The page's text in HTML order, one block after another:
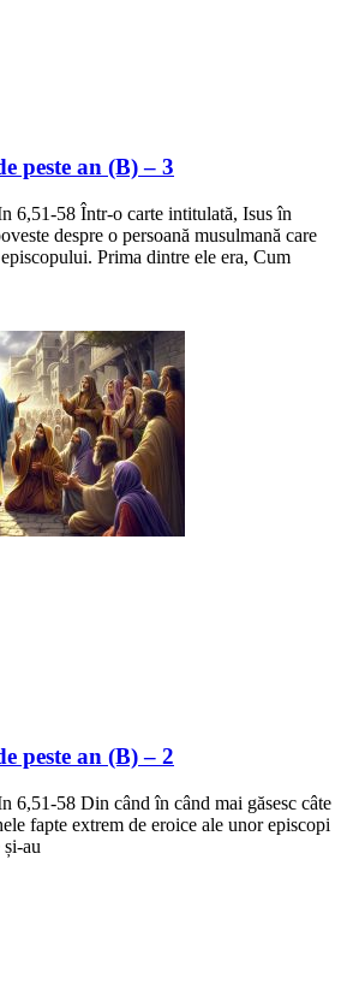
peste an (B) – 3
6,51-58 Într-o carte intitulată, Isus în
despre o persoană musulmană care
Prima dintre ele era, Cum
peste an (B) – 2
6,51-58 Din când în când mai găsesc câte
fapte extrem de eroice ale unor episcopi
au